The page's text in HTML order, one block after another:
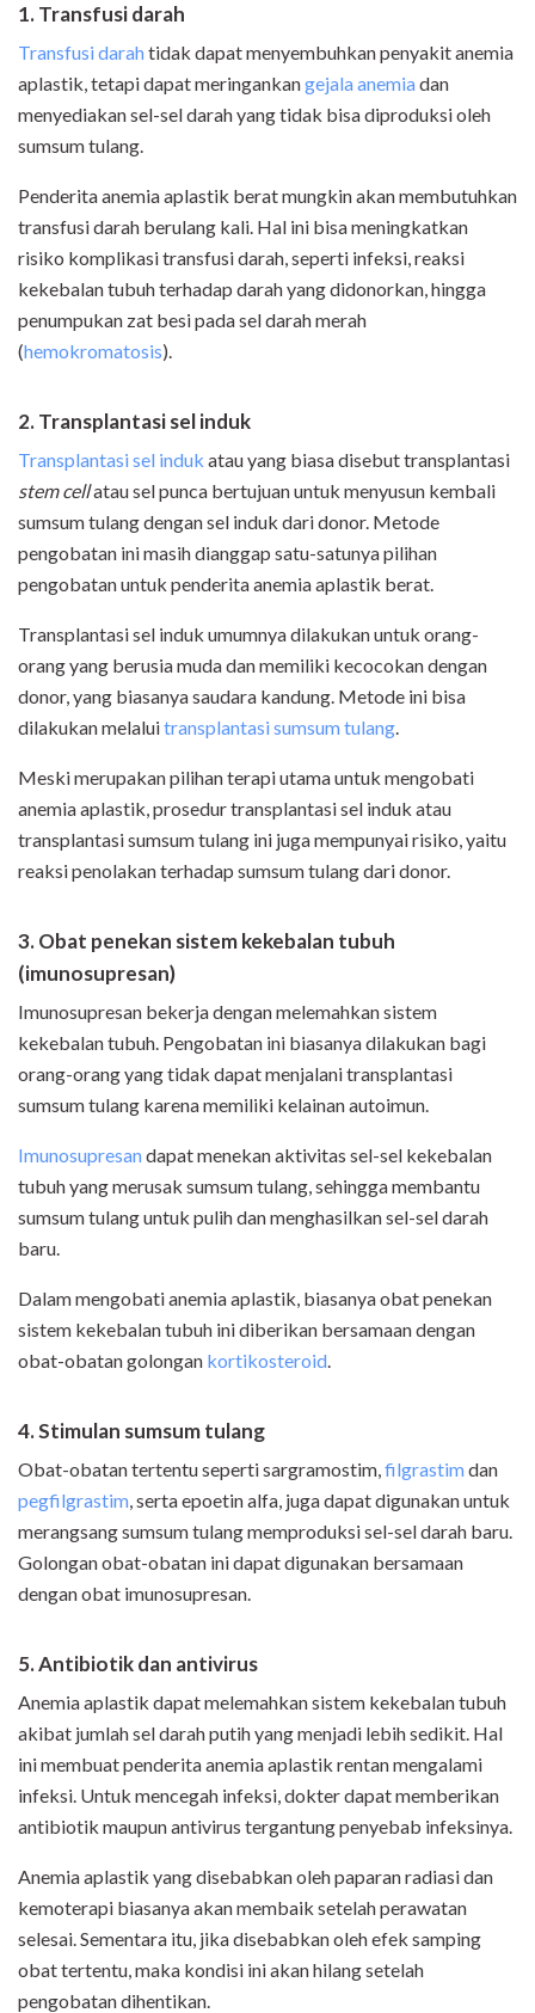
1. Transfusi darah
Transfusi darahtidak dapat menyembuhkan penyakit anemia
aplastik, tetapi dapat meringankangejala anemiadan
menyediakan sel-sel darah yang tidak bisa diproduksi oleh
sumsum tulang.
Penderita anemia aplastik berat mungkin akan membutuhkan
transfusi darah berulang kali. Hal ini bisa meningkatkan
risiko komplikasi transfusi darah, seperti infeksi, reaksi
kekebalan tubuh terhadap darah yang didonorkan, hingga
penumpukan zat besi pada sel darah merah
(hemokromatosis).
2. Transplantasi selinduk
Transplantasi sel induk atau yang biasa disebut transplantasi
stem cellatau sel punca bertujuan untuk menyusun kembali
sumsum tulang dengan sel induk dari donor. Metode
pengobatan ini masih dianggap satu-satunya pilihan
pengobatan untuk penderita anemia aplastik berat.
Transplantasi sel induk umumnya dilakukan untuk orang-
orang yang berusia muda dan memiliki kecocokan dengan
donor, yang biasanya saudara kandung. Metode ini bisa
dilakukan melaluitransplantasi sumsum tulang.
Meski merupakan pilihan terapi utama untuk mengobati
anemia aplastik, prosedur transplantasi sel induk atau
transplantasi sumsum tulang ini juga mempunyai risiko, yaitu
reaksi penolakan terhadap sumsum tulang dari donor.
3. Obat penekan sistem kekebalan tubuh
(imunosupresan)
Imunosupresan bekerja dengan melemahkan sistem
kekebalan tubuh. Pengobatan ini biasanya dilakukan bagi
orang-orang yang tidak dapat menjalani transplantasi
sumsum tulang karena memiliki kelainan autoimun.
Imunosupresandapat menekan aktivitas sel-sel kekebalan
tubuh yang merusak sumsum tulang, sehingga membantu
sumsum tulang untuk pulih dan menghasilkan sel-sel darah
baru.
Dalam mengobati anemia aplastik, biasanya obat penekan
sistem kekebalan tubuh ini diberikan bersamaan dengan
obat-obatan golongan kortikosteroid.
4. Stimulan sumsum tulang
Obat-obatan tertentu seperti sargramostim,filgrastimdan
pegfilgrastim, serta epoetin alfa, juga dapat digunakan untuk
merangsang sumsum tulang memproduksi sel-sel darah baru.
Golongan obat-obatan ini dapat digunakan bersamaan
dengan obat imunosupresan.
5. Antibiotik dan antivirus
Anemia aplastik dapat melemahkan sistem kekebalan tubuh
akibat jumlah sel darah putih yang menjadi lebih sedikit. Hal
ini membuat penderita anemia aplastik rentan mengalami
infeksi. Untuk mencegah infeksi, dokter dapat memberikan
antibiotik maupun antivirus tergantung penyebab infeksinya.
Anemia aplastik yang disebabkan oleh paparan radiasi dan
kemoterapi biasanya akan membaik setelah perawatan
selesai. Sementara itu, jika disebabkan oleh efek samping
obat tertentu, maka kondisi ini akan hilang setelah
pengobatan dihentikan.